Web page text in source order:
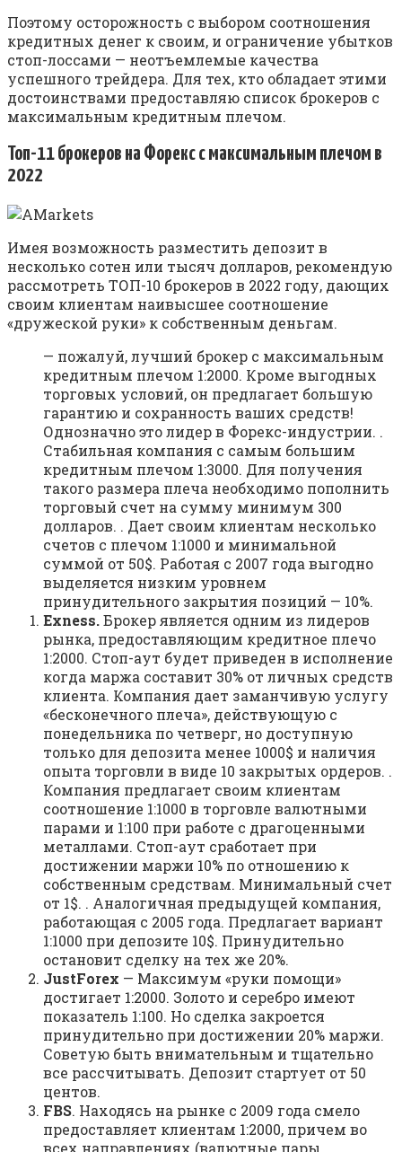
Поэтому осторожность с выбором соотношения
кредитных денег к своим, и ограничение убытков
стоп-лоссами — неотъемлемые качества
успешного трейдера. Для тех, кто обладает этими
достоинствами предоставляю список брокеров с
максимальным кредитным плечом.
Топ-11 брокеров на Форекс с максимальным плечом в
2022
Имея возможность разместить депозит в
несколько сотен или тысяч долларов, рекомендую
рассмотреть ТОП-10 брокеров в 2022 году, дающих
своим клиентам наивысшее соотношение
«дружеской руки» к собственным деньгам.
— пожалуй, лучший брокер с максимальным
кредитным плечом 1:2000. Кроме выгодных
торговых условий, он предлагает большую
гарантию и сохранность ваших средств!
Однозначно это лидер в Форекс-индустрии. .
Стабильная компания с самым большим
кредитным плечом 1:3000. Для получения
такого размера плеча необходимо пополнить
торговый счет на сумму минимум 300
долларов. . Дает своим клиентам несколько
счетов с плечом 1:1000 и минимальной
суммой от 50$. Работая с 2007 года выгодно
выделяется низким уровнем
принудительного закрытия позиций — 10%.
Exness.Брокер является одним из лидеров
рынка, предоставляющим кредитное плечо
1:2000. Стоп-аут будет приведен в исполнение
когда маржа составит 30% от личных средств
клиента. Компания дает заманчивую услугу
«бесконечного плеча», действующую с
понедельника по четверг, но доступную
только для депозита менее 1000$ и наличия
опыта торговли в виде 10 закрытых ордеров. .
Компания предлагает своим клиентам
соотношение 1:1000 в торговле валютными
парами и 1:100 при работе с драгоценными
металлами. Стоп-аут сработает при
достижении маржи 10% по отношению к
собственным средствам. Минимальный счет
от 1$. . Аналогичная предыдущей компания,
работающая с 2005 года. Предлагает вариант
1:1000 при депозите 10$. Принудительно
остановит сделку на тех же 20%.
JustForex — Максимум «руки помощи»
достигает 1:2000. Золото и серебро имеют
показатель 1:100. Но сделка закроется
принудительно при достижении 20% маржи.
Советую быть внимательным и тщательно
все рассчитывать. Депозит стартует от 50
центов.
FBS. Находясь на рынке с 2009 года смело
предоставляет клиентам 1:2000, причем во
всех направлениях (валютные пары,